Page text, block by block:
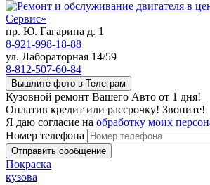
пр. Ю. Гагарина д. 1
8-921-998-18-88
ул. Лабораторная 14/59
8-812-507-60-84
Вышлите фото в Телеграм
Кузовной ремонт Вашего Авто от 1 дня!
Оплатив кредит или рассрочку! Звоните!
Я даю согласие на обработку моих
Номер телефона
Покраска
кузова